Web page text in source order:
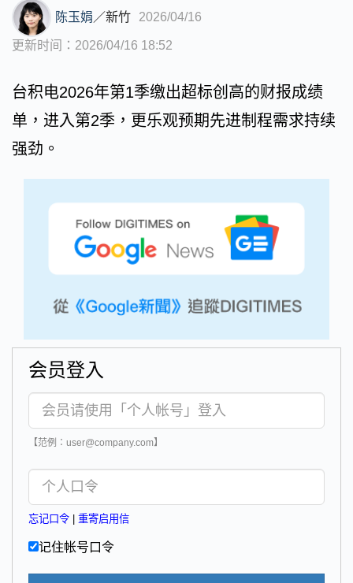
陈玉娟／新竹 2026/04/16
更新时间：2026/04/16 18:52
台积电2026年第1季缴出超标创高的财报成绩
单，进入第2季，更乐观预期先进制程需求持续
强劲。
会员登入
【范例：user@company.com】
忘记口令 重寄启用信
记住帐号口令